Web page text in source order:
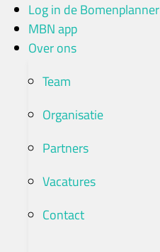
naar
Log in de Bomenplanner
MBN app
Over ons
Team
Organisatie
Partners
Vacatures
Contact